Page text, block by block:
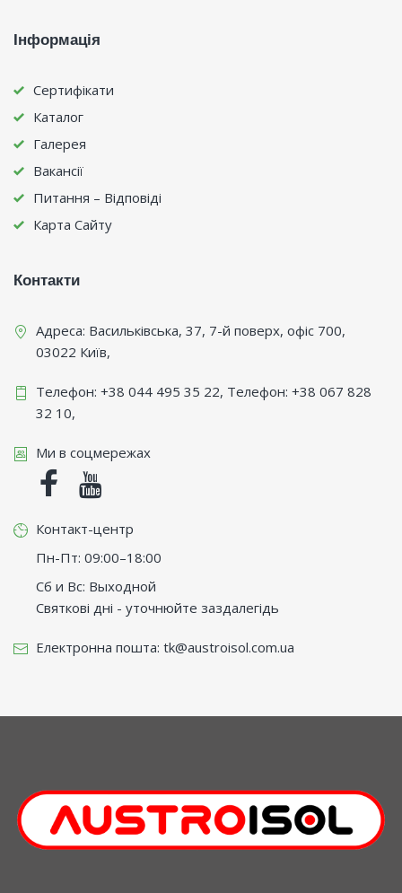
Інформація
Сертифікати
Каталог
Галерея
Вакансії
Питання – Відповіді
Карта Сайту
Контакти
Адреса: Васильківська, 37, 7-й поверх, офіс 700,
03022 Київ,
Телефон: +38 044 495 35 22, Телефон: +38 067 828
32 10,
Ми в соцмережах
Facebook
Контакт-центр
Пн-Пт: 09:00–18:00
Сб и Вс: Выходной
Святкові дні - уточнюйте заздалегідь
Електронна пошта: tk@austroisol.com.ua